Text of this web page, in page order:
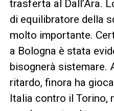
trasferta al Dall’Ara.
di equilibratore della
molto importante.
a Bologna è stata
bisognerà sistemare.
ritardo, finora ha
Italia contro il Torino,